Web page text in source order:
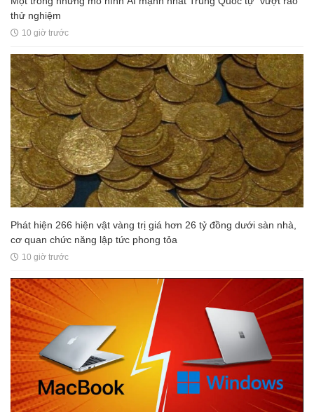
thử nghiệm
10 giờ trước
Phát hiện 266 hiện vật vàng trị giá hơn 26 tỷ đồng dưới sàn nhà,
cơ quan chức năng lập tức phong tỏa
10 giờ trước